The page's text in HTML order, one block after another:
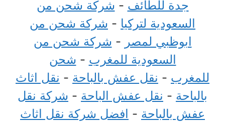
جدة للطائف - شركة شحن من
السعودية لتركيا - شركة شحن من
ابوظبي لمصر - شركة شحن من
السعودية للمغرب - شحن
للمغرب - نقل عفش بالباحة - نقل اثاث
بالباحة - نقل عفش الباحة - شركة نقل
عفش بالباحة - افضل شركة نقل اثاث